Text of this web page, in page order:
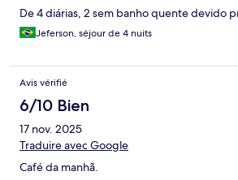
De 4 diárias, 2 sem banho quente devido
Jeferson, séjour de 4 nuits
Avis vérifié
6/10 Bien
17 nov. 2025
Traduire avec Google
Café da manhã.